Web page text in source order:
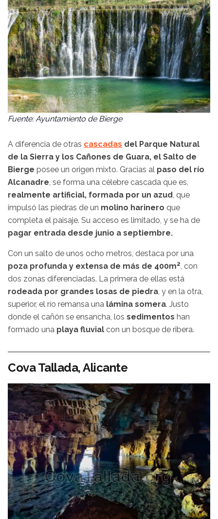
Fuente: Ayuntamiento de Bierge
A diferencia de otras cascadas del Parque Natural
de la Sierra y los Cañones de Guara, el Salto de
Bierge posee un origen mixto. Gracias al paso del río
Alcanadre, se forma una célebre cascada que es,
realmente artificial, formada por un azud, que
impulsó las piedras de un molino harinero que
completa el paisaje. Su acceso es limitado, y se ha de
pagar entrada desde junio a septiembre.
Con un salto de unos ocho metros, destaca por una
poza profunda y extensa de más de 400m2, con
dos zonas diferenciadas. La primera de ellas está
rodeada por grandes losas de piedra, y en la otra,
superior, el río remansa una lámina somera. Justo
donde el cañón se ensancha, los sedimentos han
formado una playa fluvial con un bosque de ribera.
Cova Tallada, Alicante